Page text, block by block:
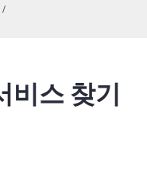
비스 찾기